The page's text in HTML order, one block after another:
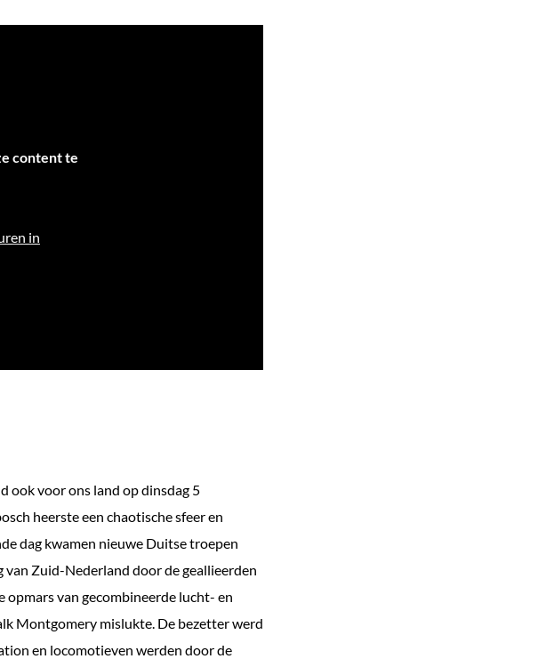
content te
in
ook voor ons land op dinsdag 5
heerste een chaotische sfeer en
dag kwamen nieuwe Duitse troepen
Zuid-Nederland door de geallieerden
van gecombineerde lucht- en
Montgomery mislukte. De bezetter werd
en locomotieven werden door de